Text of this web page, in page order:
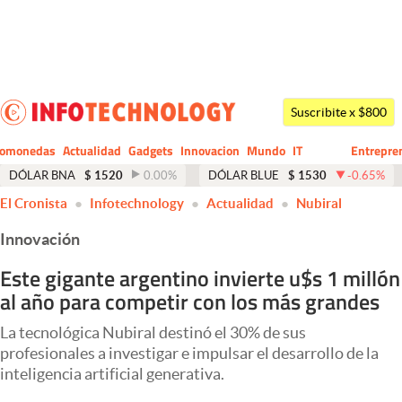
Dólar
Economía y Política
Finanzas y Mercados
Mercados Online
Negocios
Columnistas
Otras secciones
Apertura
Suscribite x $800
Actualidad Gadgets Innovacion Mundo
CIO
IT
Business
DÓLAR BNA $ 1520 0.00% DÓLAR BLUE $ 1530 -0.65%
El Cronista Infotechnology Actualidad Nubiral
Innovación
Este gigante argentino invierte u$s 1 millón
al año para competir con los más grandes
La tecnológica Nubiral destinó el 30% de sus
profesionales a investigar e impulsar el desarrollo de la
inteligencia artificial generativa.